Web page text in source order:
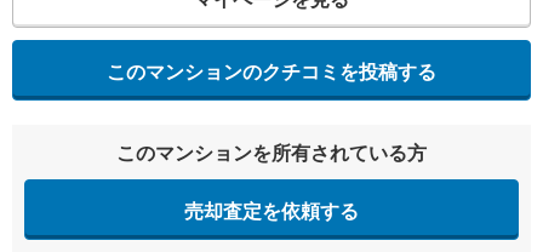
このマンションのクチコミを投稿する
このマンションを所有されている方
売却査定を依頼する